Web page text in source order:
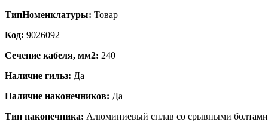
ТипНоменклатуры: Товар
Код: 9026092
Сечение кабеля, мм2: 240
Наличие гильз: Да
Наличие наконечников: Да
Тип наконечника: Алюминиевый сплав со срывными болтами